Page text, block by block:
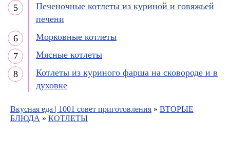
Печеночные котлеты из куриной и говяжьей
печени
Морковные котлеты
Мясные котлеты
Котлеты из куриного фарша на сковороде и в
духовке
Вкусная еда | 1001 совет приготовления » ВТОРЫЕ
БЛЮДА » КОТЛЕТЫ